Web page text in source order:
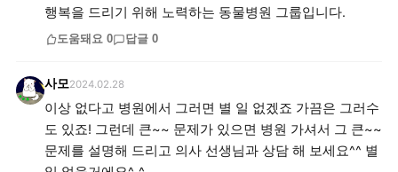
행복을 드리기 위해 노력하는 동물병원 그룹입니다.
도움돼요 0 답글 0
사모 2024.02.28
이상 없다고 병원에서 그러면 별 일 없겠죠 가끔은 그러수
도 있죠! 그런데 큰~~ 문제가 있으면 병원 가셔서 그 큰~~
문제를 설명해 드리고 의사 선생님과 상담 해 보세요^^ 별